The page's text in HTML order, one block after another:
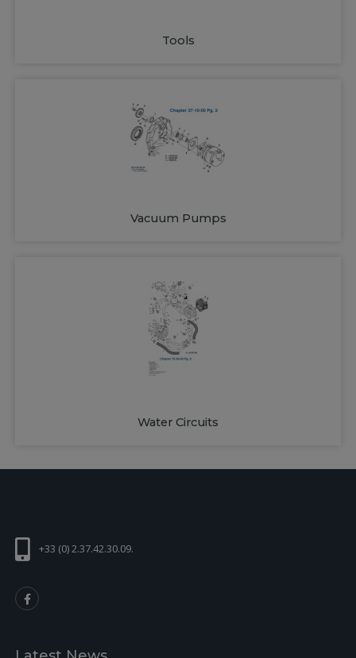
Tools
Vacuum Pumps
Water Circuits
+33 (0) 2.37.42.30.09.